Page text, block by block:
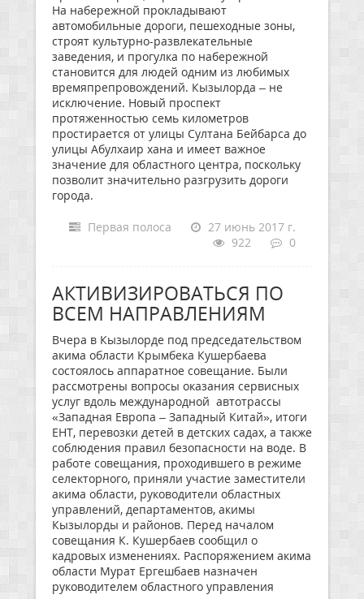
На набережной прокладывают
автомобильные дороги, пешеходные зоны,
строят культурно-развлекательные
заведения, и прогулка по набережной
становится для людей одним из любимых
времяпрепровождений. Кызылорда – не
исключение. Новый проспект
протяженностью семь километров
простирается от улицы Султана Бейбарса до
улицы Абулхаир хана и имеет важное
значение для областного центра, поскольку
позволит значительно разгрузить дороги
города.
Первая полоса
27 июнь 2017 г.
922
0
АКТИВИЗИРОВАТЬСЯ ПО
ВСЕМ НАПРАВЛЕНИЯМ
Вчера в Кызылорде под председательством
акима области Крымбека Кушербаева
состоялось аппаратное совещание. Были
рассмотрены вопросы оказания сервисных
услуг вдоль международной автотрассы
«Западная Европа – Западный Китай», итоги
ЕНТ, перевозки детей в детских садах, а также
соблюдения правил безопасности на воде. В
работе совещания, проходившего в режиме
селекторного, приняли участие заместители
акима области, руководители областных
управлений, департаментов, акимы
Кызылорды и районов. Перед началом
совещания К. Кушербаев сообщил о
кадровых изменениях. Распоряжением акима
области Мурат Ергешбаев назначен
руководителем областного управления